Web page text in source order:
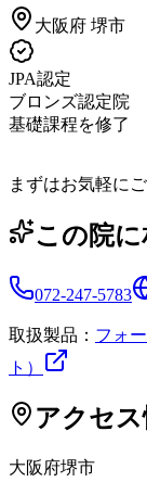
大阪府 堺市
JPA認定
ブロンズ認定院
基礎課程を修了
まずはお気軽に
この院
072-247-5783
取扱製品： フォ
ト）
アクセ
大阪府堺市